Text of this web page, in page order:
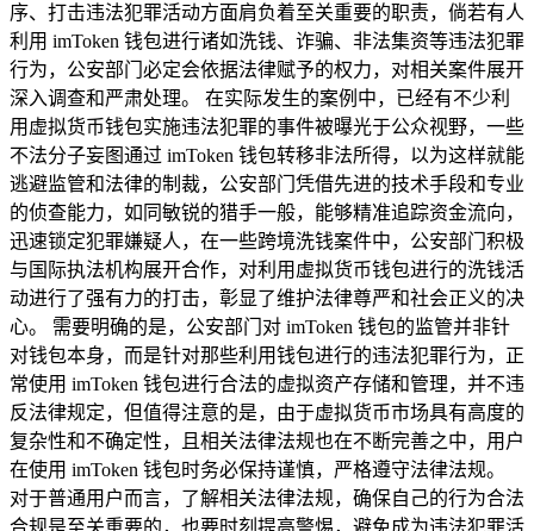
序、打击违法犯罪活动方面肩负着至关重要的职责，倘若有人
利用 imToken 钱包进行诸如洗钱、诈骗、非法集资等违法犯罪
行为，公安部门必定会依据法律赋予的权力，对相关案件展开
深入调查和严肃处理。 在实际发生的案例中，已经有不少利
用虚拟货币钱包实施违法犯罪的事件被曝光于公众视野，一些
不法分子妄图通过 imToken 钱包转移非法所得，以为这样就能
逃避监管和法律的制裁，公安部门凭借先进的技术手段和专业
的侦查能力，如同敏锐的猎手一般，能够精准追踪资金流向，
迅速锁定犯罪嫌疑人，在一些跨境洗钱案件中，公安部门积极
与国际执法机构展开合作，对利用虚拟货币钱包进行的洗钱活
动进行了强有力的打击，彰显了维护法律尊严和社会正义的决
心。 需要明确的是，公安部门对 imToken 钱包的监管并非针
对钱包本身，而是针对那些利用钱包进行的违法犯罪行为，正
常使用 imToken 钱包进行合法的虚拟资产存储和管理，并不违
反法律规定，但值得注意的是，由于虚拟货币市场具有高度的
复杂性和不确定性，且相关法律法规也在不断完善之中，用户
在使用 imToken 钱包时务必保持谨慎，严格遵守法律法规。
对于普通用户而言，了解相关法律法规，确保自己的行为合法
合规是至关重要的，也要时刻提高警惕，避免成为违法犯罪活